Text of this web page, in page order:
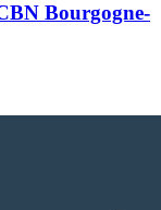
Bourgogne-